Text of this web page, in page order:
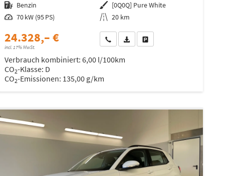
Kraftstoff Benzin Außenfarbe [0Q0Q] Pure White
Leistung 70 kW (95 PS) Kilometerstand 20 km
24.328,– €
incl. 17% MwSt.
Wir rufen Sie an
Fahrzeugexposé (PDF)
Fahrzeug parken
Verbrauch kombiniert: 6,00 l/100km
CO2-Klasse: D
CO2-Emissionen: 135,00 g/km